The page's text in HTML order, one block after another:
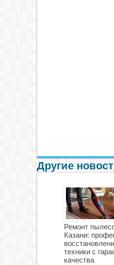
Другие
Ремонт
Казани:
техники с
качества